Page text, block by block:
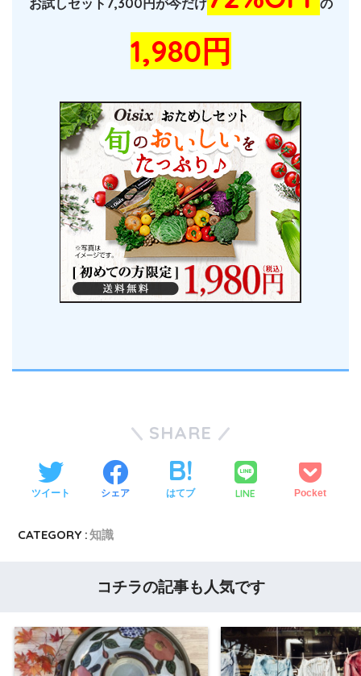
1,980円
SHARE
ツイート シェア はてブ LINE Pocket
CATEGORY :知識
コチラの記事も人気です